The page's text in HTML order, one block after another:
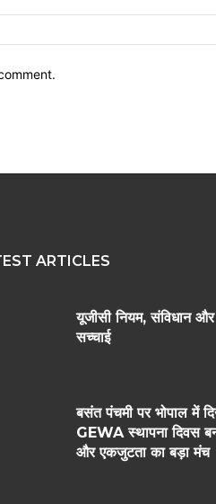
ARTICLES
यूजीसी नियम, संविधान
सच्चाई
बसंत पंचमी पर भोपाल में
GEWA स्थापना दिवस
और एकजुटता का बड़ा मंच